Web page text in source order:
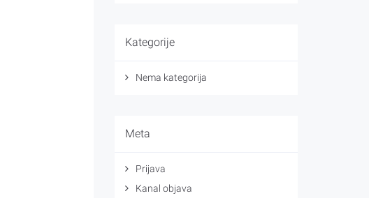
Kategorije
Nema kategorija
Meta
Prijava
Kanal objava